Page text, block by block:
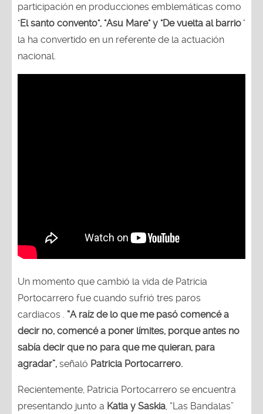
participación en producciones emblemáticas como
"El santo convento", "Asu Mare" y "De vuelta al barrio"
la ha convertido en un referente de la actuación
nacional.
Un momento que cambió la vida de Patricia
Portocarrero fue cuando sufrió tres paros
cardiacos . “A raíz de lo que me pasó comencé a
decir no, comencé a poner límites, porque antes no
sabía decir que no para que me quieran, para
agradar”, señaló Patricia Portocarrero.
Recientemente, Patricia Portocarrero se encuentra
presentando junto a Katia y Saskia, “Las Bandalas”